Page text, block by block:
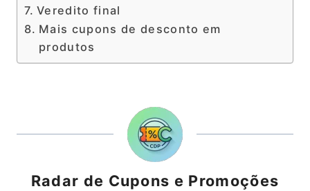
Veredito final
Mais cupons de desconto em
produtos
Radar de Cupons e Promoções